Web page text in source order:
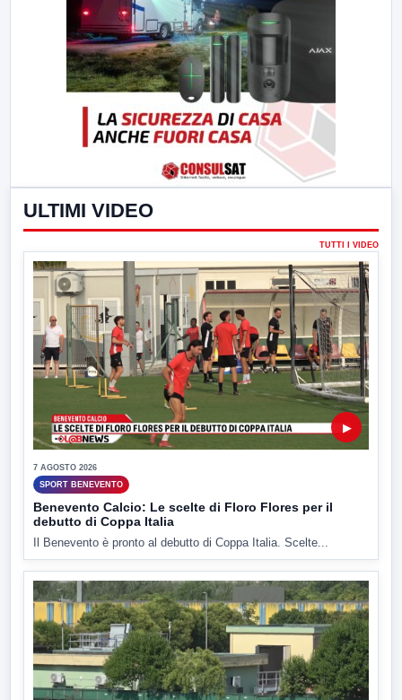
ULTIMI VIDEO
TUTTI I VIDEO
▶
7 AGOSTO 2026
SPORT BENEVENTO
Benevento Calcio: Le scelte di Floro Flores per il
debutto di Coppa Italia
Il Benevento è pronto al debutto di Coppa Italia. Scelte...